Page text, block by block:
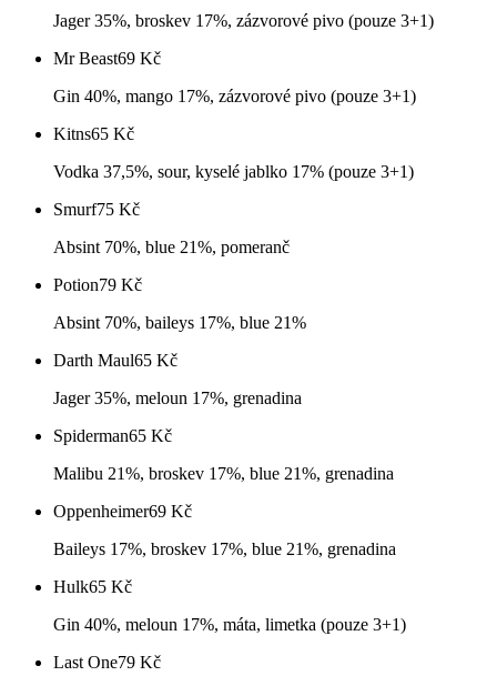
Jager 35%, broskev 17%, zázvorové pivo (pouze 3+1)
Mr Beast69 Kč
Gin 40%, mango 17%, zázvorové pivo (pouze 3+1)
Kitns65 Kč
Vodka 37,5%, sour, kyselé jablko 17% (pouze 3+1)
Smurf75 Kč
Absint 70%, blue 21%, pomeranč
Potion79 Kč
Absint 70%, baileys 17%, blue 21%
Darth Maul65 Kč
Jager 35%, meloun 17%, grenadina
Spiderman65 Kč
Malibu 21%, broskev 17%, blue 21%, grenadina
Oppenheimer69 Kč
Baileys 17%, broskev 17%, blue 21%, grenadina
Hulk65 Kč
Gin 40%, meloun 17%, máta, limetka (pouze 3+1)
Last One79 Kč